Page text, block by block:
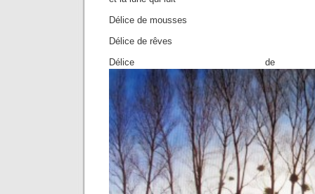
Délice de mousses
Délice de rêves
Délice de